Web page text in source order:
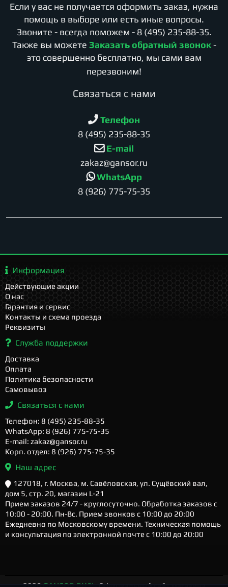
Если у вас не получается оформить заказ, нужна
помощь в выборе или есть иные вопросы.
Звоните - всегда поможем - 8 (495) 235-88-35.
Также вы можете Заказать обратный звонок -
это совершенно бесплатно, мы сами вам
перезвоним!
Cвязаться с нами
Телефон
8 (495) 235-88-35
E-mail
zakaz@gansor.ru
WhatsApp
8 (926) 775-75-35
Информация
Действующие акции
О нас
Гарантия и сервис
Контакты и схема проезда
Реквизиты
Служба поддержки
Доставка
Оплата
Политика безопасности
Самовывоз
Связаться с нами
Телефон: 8 (495) 235-88-35
WhatsApp: 8 (926) 775-75-35
E-mail: zakaz@gansor.ru
Корп. отдел: 8 (926) 775-75-35
Наш адрес
127018, г. Москва, м. Савёловская, ул. Сущёвский вал,
дом 5, стр. 20, магазин L-21
Прием заказов 24/7 - круглосуточно. Обработка заказов с
10:00 - 20:00. Пн-Вс. Прием звонков с 10:00 до 20:00
Ежедневно по Московскому времени. Техническая помощь
и консультация по электронной почте с 10:00 до 20:00